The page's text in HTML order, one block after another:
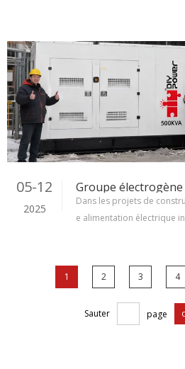
utomatisés, les groupes
nt devenus la pierre
moderne. Cet article
tions d'alimentation
05-12
2025
Dans les projets de
e alimentation électrique
où l’électricité du réseau
u peu fiable, le groupe
evenu la solution
plore les diverses
1 2 3 4
Sauter page